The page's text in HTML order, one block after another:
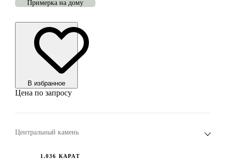
Примерка на дому
В избранноe
Цена по запросу
Центральный камень
1.036 КАРАТ